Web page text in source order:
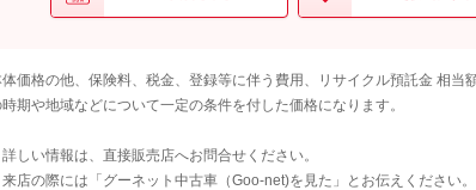
価格の他、保険料、税金、登録等に伴う費用、リサイクル預託金 相当
期や地域などについて一定の条件を付した価格になります。
しい情報は、直接販売店へお問合せください。
店の際には「グーネット中古車（Goo-net)を見た」とお伝えください。